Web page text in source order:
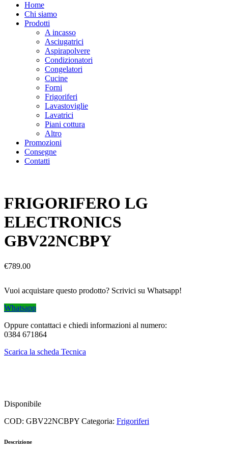
Home
Chi siamo
Prodotti
A incasso
Asciugatrici
Aspirapolvere
Condizionatori
Congelatori
Cucine
Forni
Frigoriferi
Lavastoviglie
Lavatrici
Piani cottura
Altro
Promozioni
Consegne
Contatti
FRIGORIFERO LG
ELECTRONICS
GBV22NCBPY
€789.00
Vuoi acquistare questo prodotto? Scrivici su Whatsapp!
Whatsapp
Oppure contattaci e chiedi informazioni al numero:
0384 671864
Scarica la scheda Tecnica
Disponibile
COD: GBV22NCBPY Categoria: Frigoriferi
Descrizione